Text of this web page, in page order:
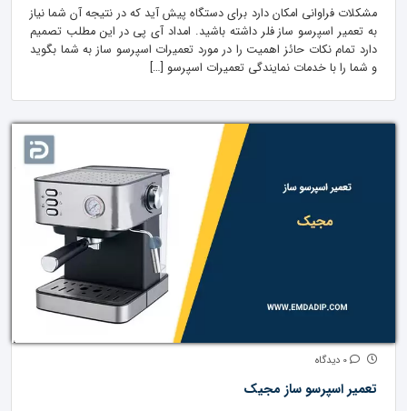
مشکلات فراوانی امکان دارد برای دستگاه پیش آید که در نتیجه آن شما نیاز
به تعمیر اسپرسو ساز فلر داشته باشید. امداد آی پی در این مطلب تصمیم
دارد تمام نکات حائز اهمیت را در مورد تعمیرات اسپرسو ساز به شما بگوید
و شما را با خدمات نمایندگی تعمیرات اسپرسو […]
تعمیر اسپرسو ساز مجیک